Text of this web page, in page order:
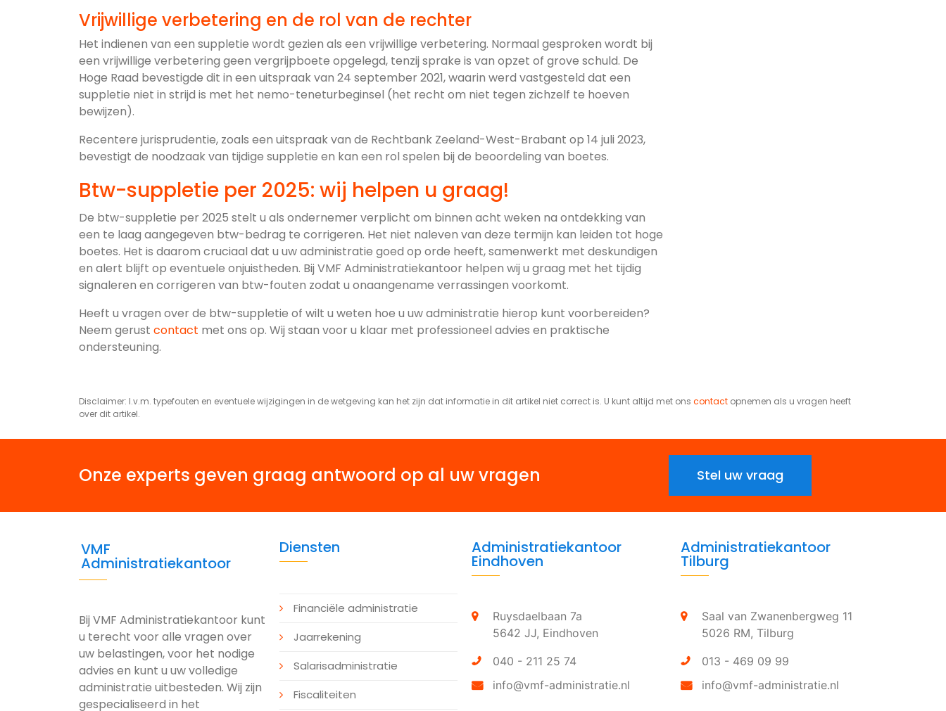
Vrijwillige verbetering en de rol van de rechter
Het indienen van een suppletie wordt gezien als een vrijwillige verbetering. Normaal gesproken wordt bij
een vrijwillige verbetering geen vergrijpboete opgelegd, tenzij sprake is van opzet of grove schuld. De
Hoge Raad bevestigde dit in een uitspraak van 24 september 2021, waarin werd vastgesteld dat een
suppletie niet in strijd is met het nemo-teneturbeginsel (het recht om niet tegen zichzelf te hoeven
bewijzen).
Recentere jurisprudentie, zoals een uitspraak van de Rechtbank Zeeland-West-Brabant op 14 juli 2023,
bevestigt de noodzaak van tijdige suppletie en kan een rol spelen bij de beoordeling van boetes.
Btw-suppletie per 2025: wij helpen u graag!
De btw-suppletie per 2025 stelt u als ondernemer verplicht om binnen acht weken na ontdekking van
een te laag aangegeven btw-bedrag te corrigeren. Het niet naleven van deze termijn kan leiden tot hoge
boetes. Het is daarom cruciaal dat u uw administratie goed op orde heeft, samenwerkt met deskundigen
en alert blijft op eventuele onjuistheden. Bij VMF Administratiekantoor helpen wij u graag met het tijdig
signaleren en corrigeren van btw-fouten zodat u onaangename verrassingen voorkomt.
Heeft u vragen over de btw-suppletie of wilt u weten hoe u uw administratie hierop kunt voorbereiden?
Neem gerust contact met ons op. Wij staan voor u klaar met professioneel advies en praktische
ondersteuning.
Disclaimer: I.v.m. typefouten en eventuele wijzigingen in de wetgeving kan het zijn dat informatie in dit artikel niet correct is. U kunt altijd met ons contact opnemen als u vragen heeft
over dit artikel.
Onze experts geven graag antwoord op al uw vragen Stel uw vraag
VMF
Administratiekantoor
Bij VMF Administratiekantoor kunt
u terecht voor alle vragen over
uw belastingen, voor het nodige
advies en kunt u uw volledige
administratie uitbesteden. Wij zijn
gespecialiseerd in het
Diensten
Financiële administratie
Jaarrekening
Salarisadministratie
Fiscaliteiten
Administratiekantoor
Eindhoven
Ruysdaelbaan 7a
5642 JJ, Eindhoven
040 - 211 25 74
info@vmf-administratie.nl
Administratiekantoor
Tilburg
Saal van Zwanenbergweg 11
5026 RM, Tilburg
013 - 469 09 99
info@vmf-administratie.nl